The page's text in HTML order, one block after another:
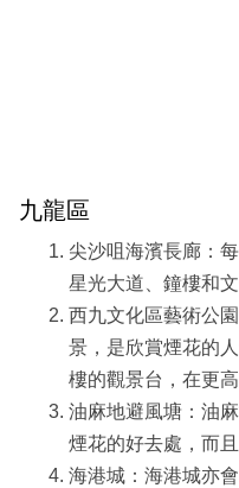
九龍區
尖沙咀海濱長廊：
星光大道、鐘樓和
西九文化區藝術公
景，是欣賞煙花的
樓的觀景台，在更
油麻地避風塘：油
煙花的好去處，而且
海港城：海港城亦